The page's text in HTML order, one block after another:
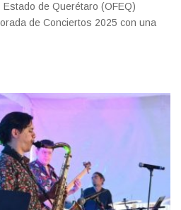
de Querétaro (OFEQ)
de Conciertos 2025 con una